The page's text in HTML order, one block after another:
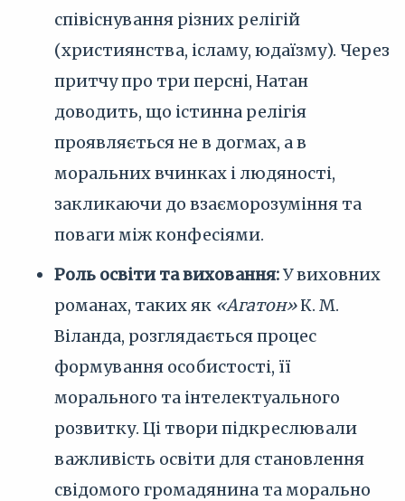
співіснування різних релігій
(християнства, ісламу, юдаїзму). Через
притчу про три персні, Натан
доводить, що істинна релігія
проявляється не в догмах, а в
моральних вчинках і людяності,
закликаючи до взаєморозуміння та
поваги між конфесіями.
Роль освіти та виховання:У виховних
романах, таких як «Агатон»К. М.
Віланда, розглядається процес
формування особистості, її
морального та інтелектуального
розвитку. Ці твори підкреслювали
важливість освіти для становлення
свідомого громадянина та морально